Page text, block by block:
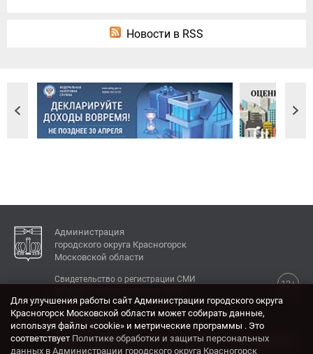
Новости в RSS
Администрация
городского округа Красногорск
Московской области
12+
Свидетельство о регистрации СМИ
КОНТАКТЫ
Адрес: 143404, Московская область, г. Красногорск,
Для улучшения работы сайт Администрации городского округа
Красногорск Московской области может собирать данные,
используя файлы «cookie» и метрические программы . Это
соответствует Политике обработки и защиты персональных
данных в Администрации городского округа Красногорск